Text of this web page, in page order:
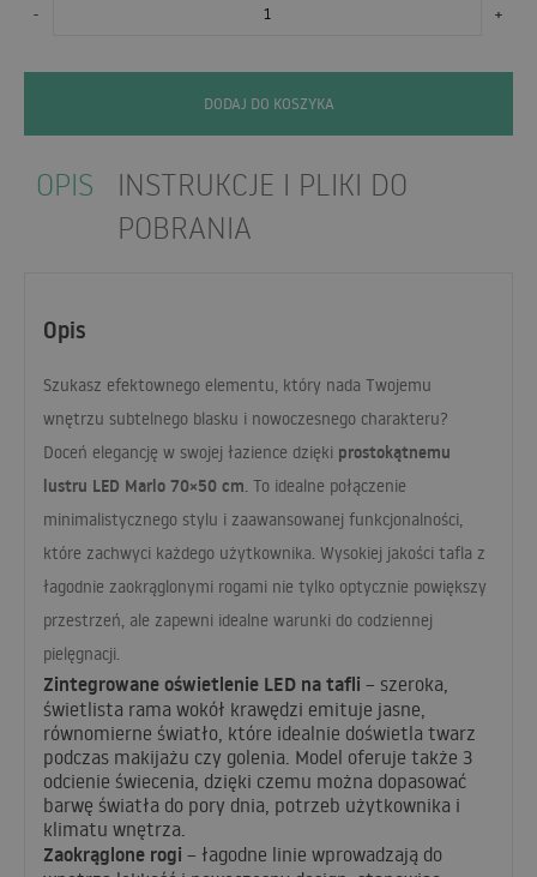
- +
DODAJ DO KOSZYKA
OPIS
INSTRUKCJE I PLIKI DO
POBRANIA
Opis
Szukasz efektownego elementu, który nada Twojemu
wnętrzu subtelnego blasku i nowoczesnego charakteru?
Doceń elegancję w swojej łazience dzięki prostokątnemu
lustru LED Marlo 70×50 cm. To idealne połączenie
minimalistycznego stylu i zaawansowanej funkcjonalności,
które zachwyci każdego użytkownika. Wysokiej jakości tafla z
łagodnie zaokrąglonymi rogami nie tylko optycznie powiększy
przestrzeń, ale zapewni idealne warunki do codziennej
pielęgnacji.
Zintegrowane oświetlenie LED na tafli – szeroka,
świetlista rama wokół krawędzi emituje jasne,
równomierne światło, które idealnie doświetla twarz
podczas makijażu czy golenia. Model oferuje także 3
odcienie świecenia, dzięki czemu można dopasować
barwę światła do pory dnia, potrzeb użytkownika i
klimatu wnętrza.
Zaokrąglone rogi – łagodne linie wprowadzają do